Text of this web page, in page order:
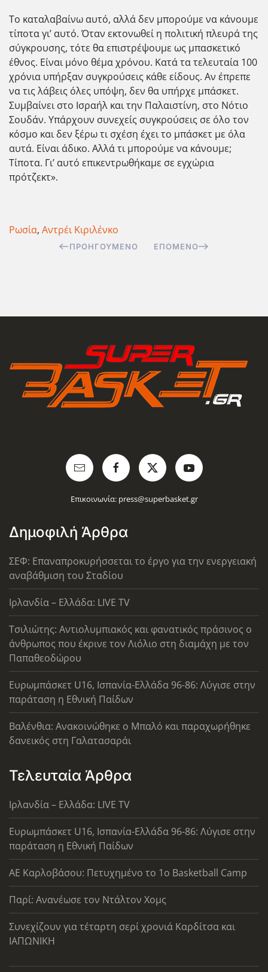
Το καταλαβαίνω αυτό, αλλά δεν μπορούμε να κάνουμε
τίποτα γι’ αυτό. Όταν εκτονωθεί η πολιτική πλευρά της
σύγκρουσης, τότε θα επιστρέψουμε ως μπασκετικό
έθνος. Είναι μόνο θέμα χρόνου. Κατά τα τελευταία 100
χρόνια υπήρξαν συγκρούσεις κάθε είδους. Αν έπρεπε
να τις λάβεις όλες υπόψη, δεν θα υπήρχε μπάσκετ.
Συμβαίνει στο Ισραήλ και την Παλαιστίνη, στο Νότιο
Σουδάν. Υπάρχουν συνεχείς συγκρούσεις σε όλο τον
κόσμο και δεν ξέρω τι σχέση έχει το μπάσκετ με όλα
αυτά. Είναι άδικο. Αλλά τι μπορούμε να κάνουμε;
Τίποτα. Γι’ αυτό επικεντρωθήκαμε σε εγχώρια
πρότζεκτ».
Ρωσία, Αντρέι Κιριλένκο
ΠΡΟΗΓΟΎΜΕΝΟ ΕΠΌΜΕΝΟ
Επικοινωνία: press@superbasket.gr
Δημοφιλή Άρθρα
ΣΕΦ: Επαναπροκυρήσσεται το έργο για την ενεργειακή
αναβάθμιση του Σταδίου
Ιρλανδία – Ελλάδα: LIVE TV
Τσιλιώτης: Αντιολυμπιακός και φανατικός πράσινος ο
άνθρωπος που έκρινε τον Λιόλιο στη διαμάχη με τον
Παπαθεοδώρου
Ευρωμπάσκετ U16, Ισπανία-Ελλάδα 96-86: Λύγισε στην
παράταση η Εθνική Παίδων
Βαλένθια: Ανακοινώθηκε ο Μπαλό και παραχωρήθηκε
δανεικός στη Γαλατασαράι
Τελευταία Άρθρα
Ιρλανδία – Ελλάδα: LIVE TV
Ευρωμπάσκετ U16, Ισπανία-Ελλάδα 96-86: Λύγισε στην
παράταση η Εθνική Παίδων
ΑΕ Καρλοβάσου: Πετυχημένο το 1ο Basketball Camp
Παρί: Ανανέωσε τον Ντάλτον Χομς
Συνεχίζουν για τέταρτη σερί χρονιά Καρδίτσα και
ΙΑΠΩΝΙΚΗ